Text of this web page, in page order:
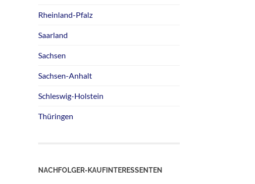
Rheinland-Pfalz
Saarland
Sachsen
Sachsen-Anhalt
Schleswig-Holstein
Thüringen
NACHFOLGER-KAUFINTERESSENTEN